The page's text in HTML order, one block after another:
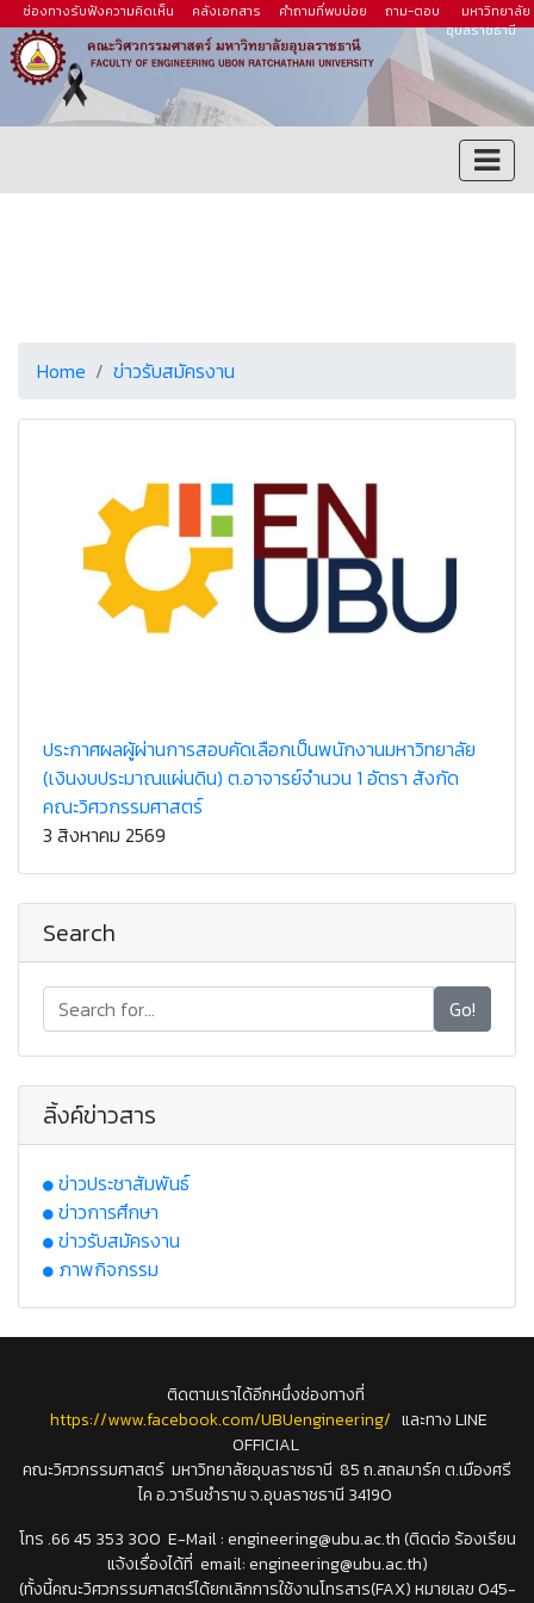
ช่องทางรับฟังความคิดเห็น คลังเอกสาร คำถามที่พบบ่อย ถาม-ตอบ
มหาวิทยาลัย
อุบลราชธานี
Home ข่าวรับสมัครงาน
ประกาศผลผู้ผ่านการสอบคัดเลือกเป็นพนักงานมหาวิทยาลัย
(เงินงบประมาณแผ่นดิน) ต.อาจารย์จำนวน 1 อัตรา สังกัด
คณะวิศวกรรมศาสตร์
3 สิงหาคม 2569
Search
Go!
ลิ้งค์ข่าวสาร
ข่าวประชาสัมพันธ์
ข่าวการศึกษา
ข่าวรับสมัครงาน
ภาพกิจกรรม
ติดตามเราได้อีกหนึ่งช่องทางที่
https://www.facebook.com/UBUengineering/ และทาง LINE
OFFICIAL
คณะวิศวกรรมศาสตร์ มหาวิทยาลัยอุบลราชธานี 85 ถ.สถลมาร์ค ต.เมืองศรี
ไค อ.วารินชำราบ จ.อุบลราชธานี 34190
โทร .66 45 353 300 E-Mail : engineering@ubu.ac.th (ติดต่อ ร้องเรียน
แจ้งเรื่องได้ที่ email: engineering@ubu.ac.th)
(ทั้งนี้คณะวิศวกรรมศาสตร์ได้ยกเลิกการใช้งานโทรสาร(FAX) หมายเลข 045-